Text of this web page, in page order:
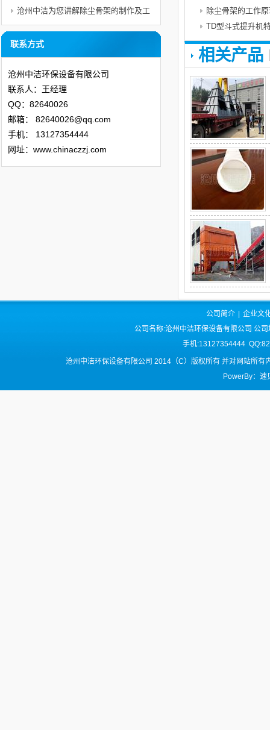
除尘骨架的工作
TD型斗式提升机
相关产品
沧州中洁为您讲解除尘骨架的制作及工
艺
联系方式
沧州中洁环保设备有限公司
联系人：王经理
QQ：82640026
邮箱：
82640026@qq.com
手机：
13127354444
网址：www.chinaczzj.com
公司简介
企业文
公司名称:沧州中洁环保设备有限公司 公
手机:13127354444
沧州中洁环保设备有限公司 2014（C）版权所有 并对网站所有
PowerBy：速